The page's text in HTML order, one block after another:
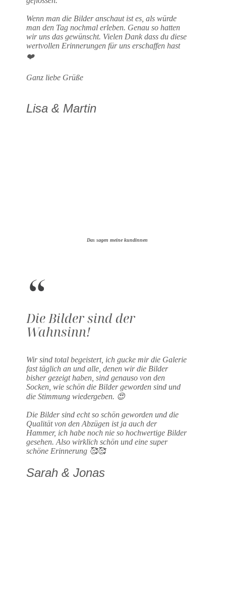
Wenn man die Bilder anschaut ist es, als würde
man den Tag nochmal erleben. Genau so hatten
wir uns das gewünscht. Vielen Dank dass du diese
wertvollen Erinnerungen für uns erschaffen hast
❤️
Ganz liebe Grüße
Lisa & Martin
Das sagen meine kundinnen
Die Bilder sind der
Wahnsinn!
Wir sind total begeistert, ich gucke mir die Galerie
fast täglich an und alle, denen wir die Bilder
bisher gezeigt haben, sind genauso von den
Socken, wie schön die Bilder geworden sind und
die Stimmung wiedergeben. 😍
Die Bilder sind echt so schön geworden und die
Qualität von den Abzügen ist ja auch der
Hammer, ich habe noch nie so hochwertige Bilder
gesehen. Also wirklich schön und eine super
schöne Erinnerung 🥰🥰
Sarah & Jonas